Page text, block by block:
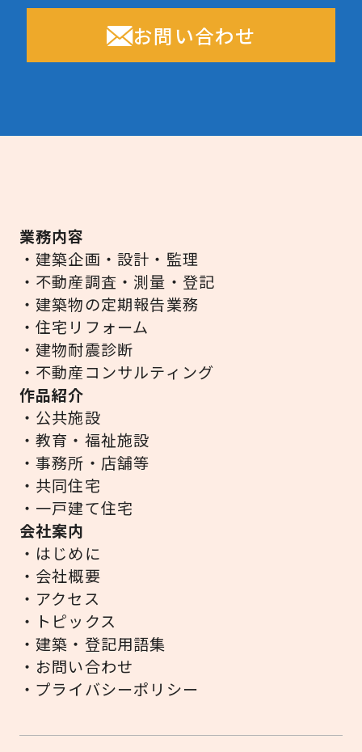
お問い合わせ
業務内容
・建築企画・設計・監理
・不動産調査・測量・登記
・建築物の定期報告業務
・住宅リフォーム
・建物耐震診断
・不動産コンサルティング
作品紹介
・公共施設
・教育・福祉施設
・事務所・店舗等
・共同住宅
・一戸建て住宅
会社案内
・はじめに
・会社概要
・アクセス
・トピックス
・建築・登記用語集
・お問い合わせ
・プライバシーポリシー